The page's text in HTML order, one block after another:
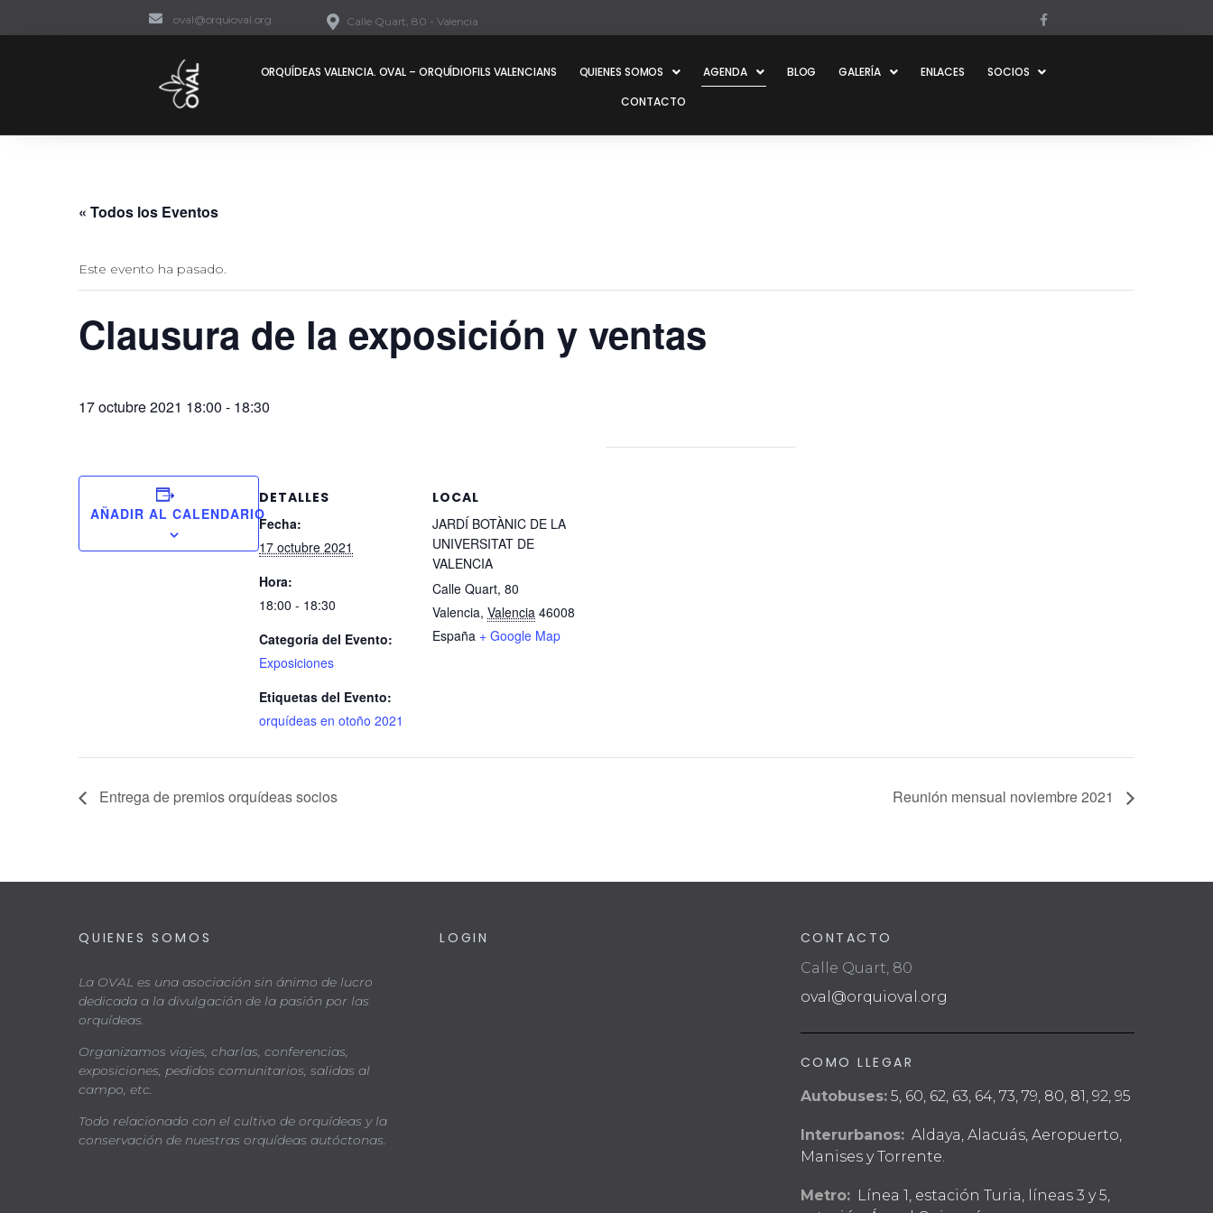
oval@orquioval.org Calle Quart, 80 - Valencia
ORQUÍDEAS VALENCIA. OVAL – ORQUÍDIOFILS VALENCIANS QUIENES SOMOS AGENDA BLOG GALERÍA ENLACES
SOCIOS
CONTACTO
« Todos los Eventos
Este evento ha pasado.
Clausura de la exposición y ventas
17 octubre 2021 18:00 - 18:30
AÑADIR AL CALENDARIO
DETALLES
Fecha:
17 octubre 2021
Hora:
18:00 - 18:30
Categoría del Evento:
Exposiciones
Etiquetas del Evento:
orquídeas en otoño 2021
LOCAL
JARDÍ BOTÀNIC DE LA
UNIVERSITAT DE
VALENCIA
Calle Quart, 80
Valencia, Valencia 46008
España + Google Map
Entrega de premios orquídeas socios Reunión mensual noviembre 2021
QUIENES SOMOS
La OVAL es una asociación sin ánimo de lucro
dedicada a la divulgación de la pasión por las
orquídeas.
Organizamos viajes, charlas, conferencias,
exposiciones, pedidos comunitarios, salidas al
campo, etc.
Todo relacionado con el cultivo de orquídeas y la
conservación de nuestras orquídeas autóctonas.
LOGIN CONTACTO
Calle Quart, 80
oval@orquioval.org
COMO LLEGAR
Autobuses: 5, 60, 62, 63, 64, 73, 79, 80, 81, 92, 95
Interurbanos: Aldaya, Alacuás, Aeropuerto,
Manises y Torrente.
Metro: Línea 1, estación Turia, líneas 3 y 5,